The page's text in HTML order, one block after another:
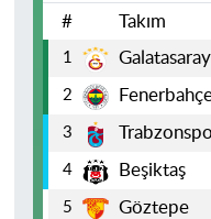
# Takım
1 Galatasaray
2
3
4 Beşiktaş
5 Göztepe